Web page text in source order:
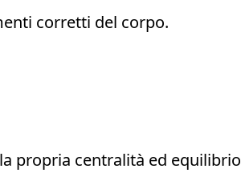
corretti del corpo.
propria centralità ed